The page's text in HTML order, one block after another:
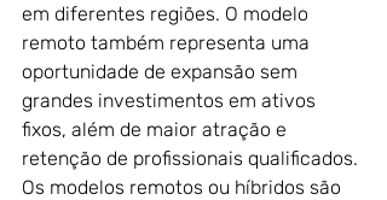
em diferentes regiões. O modelo
remoto também representa uma
oportunidade de expansão sem
grandes investimentos em ativos
fixos, além de maior atração e
retenção de profissionais qualificados.
Os modelos remotos ou híbridos são